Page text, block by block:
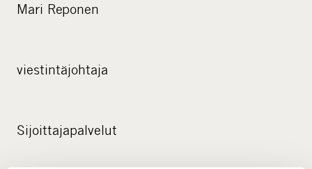
Mari Reponen
viestintäjohtaja
Sijoittajapalvelut